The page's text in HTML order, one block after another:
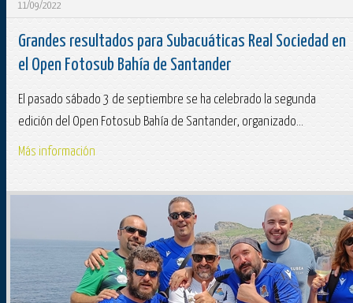
11/09/2022
Grandes resultados para Subacuáticas Real Sociedad en
el Open Fotosub Bahía de Santander
El pasado sábado 3 de septiembre se ha celebrado la segunda
edición del Open Fotosub Bahía de Santander, organizado...
Más información